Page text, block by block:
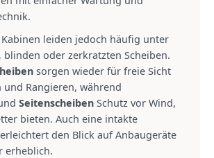
Kabinen leiden jedoch häufig unter
blinden oder zerkratzten Scheiben.
sorgen wieder für freie Sicht
und Rangieren, während
Seitenscheiben Schutz vor Wind,
bieten. Auch eine intakte
erleichtert den Blick auf Anbaugeräte
erheblich.